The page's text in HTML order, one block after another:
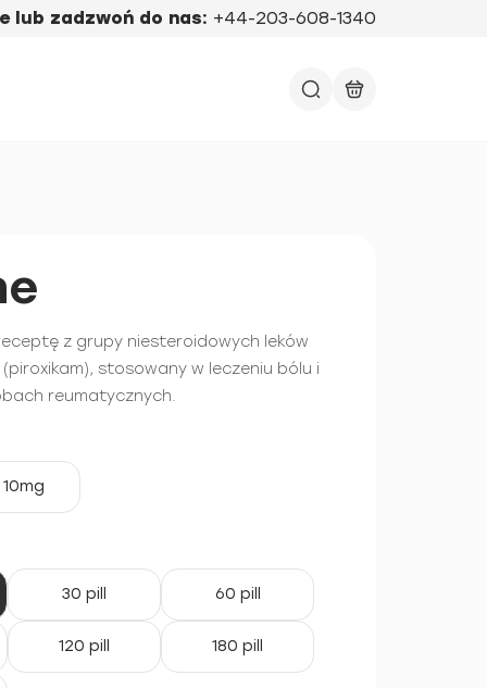
lub zadzwoń do nas: +44-203-608-1340
z grupy niesteroidowych leków
stosowany w leczeniu bólu i
reumatycznych.
10mg
30 pill 60 pill
120 pill 180 pill